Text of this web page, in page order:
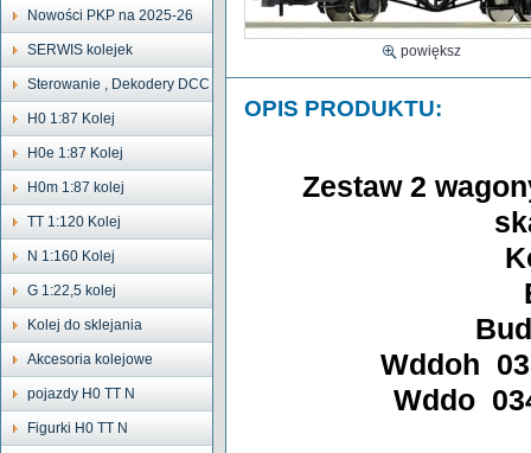
Nowości PKP na 2025-26
SERWIS kolejek
Sterowanie , Dekodery DCC
H0 1:87 Kolej
H0e 1:87 Kolej
H0m 1:87 kolej
TT 1:120 Kolej
N 1:160 Kolej
G 1:22,5 kolej
Kolej do sklejania
Akcesoria kolejowe
pojazdy H0 TT N
Figurki H0 TT N
powiększ
OPIS PRODUKTU:
Zestaw 2
Wddoh
Wddo